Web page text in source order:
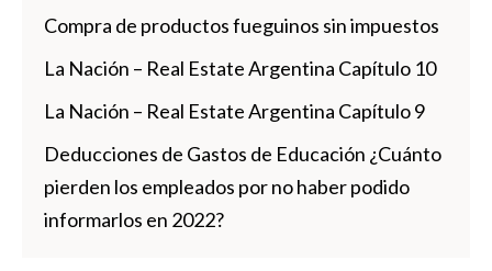
Compra de productos fueguinos sin impuestos
La Nación – Real Estate Argentina Capítulo 10
La Nación – Real Estate Argentina Capítulo 9
Deducciones de Gastos de Educación ¿Cuánto
pierden los empleados por no haber podido
informarlos en 2022?